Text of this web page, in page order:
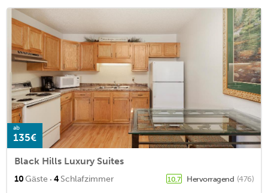
ab
135€
Black Hills Luxury Suites
10Gäste · 4Schlafzimmer 10,7 Hervorragend (476)